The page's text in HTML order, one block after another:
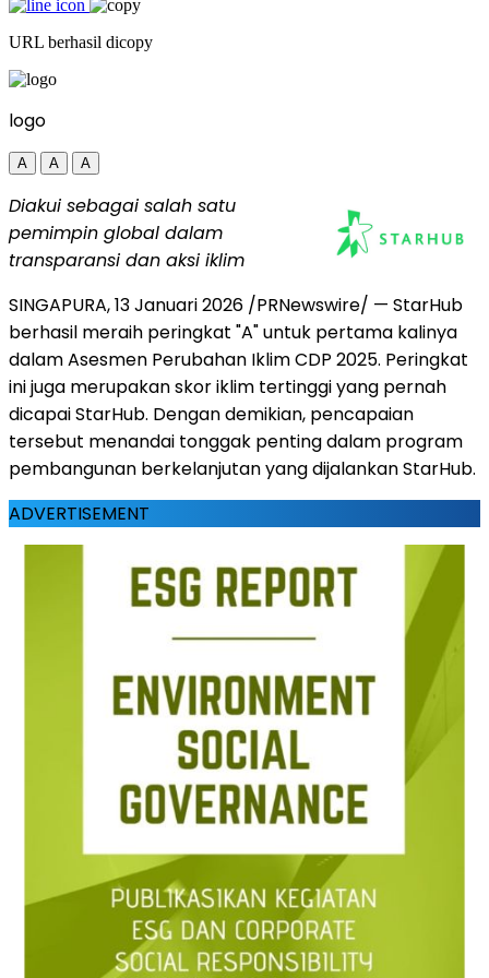
URL berhasil dicopy
logo
A A A
Diakui sebagai salah satu
pemimpin global dalam
transparansi dan aksi iklim
SINGAPURA,13 Januari 2026 /PRNewswire/ — StarHub
berhasil meraih peringkat "A" untuk pertama kalinya
dalam Asesmen Perubahan Iklim CDP 2025. Peringkat
ini juga merupakan skor iklim tertinggi yang pernah
dicapai StarHub. Dengan demikian, pencapaian
tersebut menandai tonggak penting dalam program
pembangunan berkelanjutan yang dijalankan StarHub.
ADVERTISEMENT